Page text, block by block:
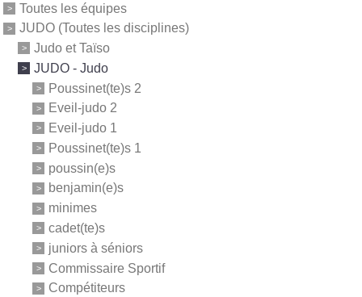
Toutes les équipes
JUDO (Toutes les disciplines)
Judo et Taïso
JUDO - Judo
Poussinet(te)s 2
Eveil-judo 2
Eveil-judo 1
Poussinet(te)s 1
poussin(e)s
benjamin(e)s
minimes
cadet(te)s
juniors à séniors
Commissaire Sportif
Compétiteurs